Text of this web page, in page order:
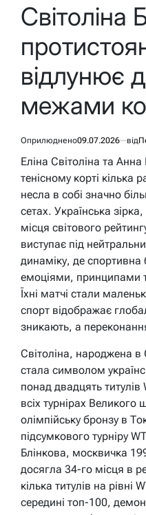
Світоліна
відлунює
межами
Оприлюднено09.07.2026 від
Еліна Світоліна та
тенісному корті кілька
несла в собі значно
сетах. Українська
місця світового
виступає під
динаміку, де спортивна
емоціями, принципами
Їхні матчі стали
спорт відображає
зникають, а
Світоліна, народжена
стала символом
понад двадцять титулів
всіх турнірах
олімпійську бронзу в
підсумкового турніру
Блінкова, москвичка
досягла 34-го місця в
кілька титулів на рівні
середині топ-100,